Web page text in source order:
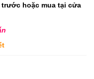
hoặc mua tại cửa